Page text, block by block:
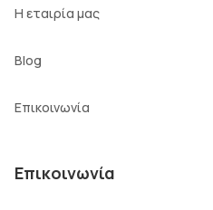
Η εταιρία μας
Blog
Επικοινωνία
Επικοινωνία